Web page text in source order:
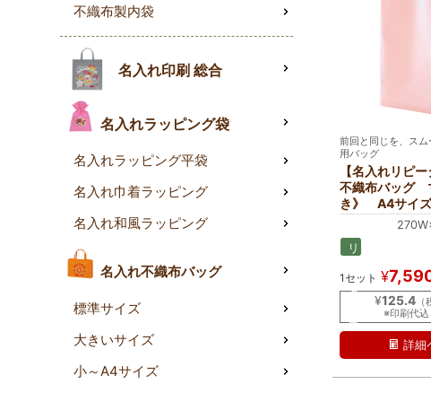
不織布製内袋
名入れ印刷 総合
名入れラッピング袋
名入れラッピング平袋
名入れ巾着ラッピング
名入れ和風ラッピング
名入れ不織布バッグ
標準サイズ
大きいサイズ
小～A4サイズ
前回と同じを、ス
用バッグ
【名入れリピ
不織布バッグ
き》 A4サイ
リ
ー
タ
専
1セット ¥
¥125.4（
※印刷代
詳細